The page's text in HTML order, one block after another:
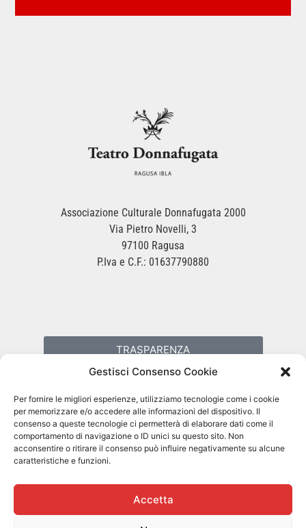
Gestisci Consenso Cookie
Per fornire le migliori esperienze, utilizziamo tecnologie come i cookie
per memorizzare e/o accedere alle informazioni del dispositivo. Il
consenso a queste tecnologie ci permetterà di elaborare dati come il
comportamento di navigazione o ID unici su questo sito. Non
acconsentire o ritirare il consenso può influire negativamente su alcune
caratteristiche e funzioni.
Accetta
Associazione Culturale Donnafugata 2000
Via Pietro Novelli, 3
97100 Ragusa
P.Iva e C.F.: 01637790880
TRASPARENZA
COOKIES POLICY